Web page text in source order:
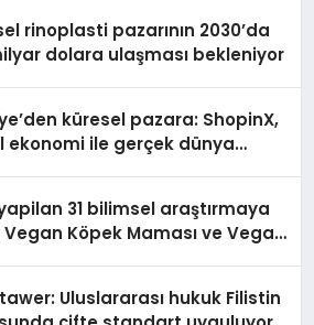
rinoplasti pazarının 2030’da
dolara ulaşması bekleniyor
küresel pazara: ShopinX,
ekonomi ile gerçek dünya
31 bilimsel araştırmaya
Vegan Köpek Maması ve Vegan
Uluslararası hukuk Filistin